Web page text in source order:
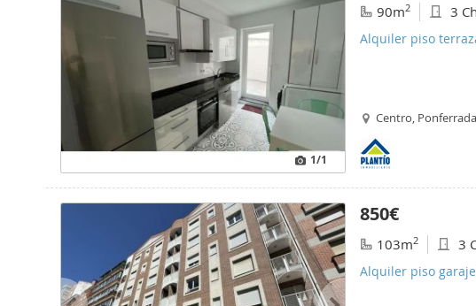
1/1
90m2 3
Alquiler piso
Centro, Ponferrada
850€
103m2 3
Alquiler piso